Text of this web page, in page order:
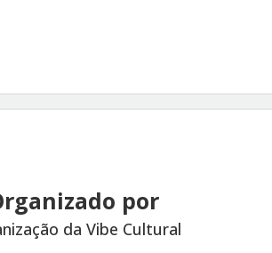
por
da Vibe Cultural